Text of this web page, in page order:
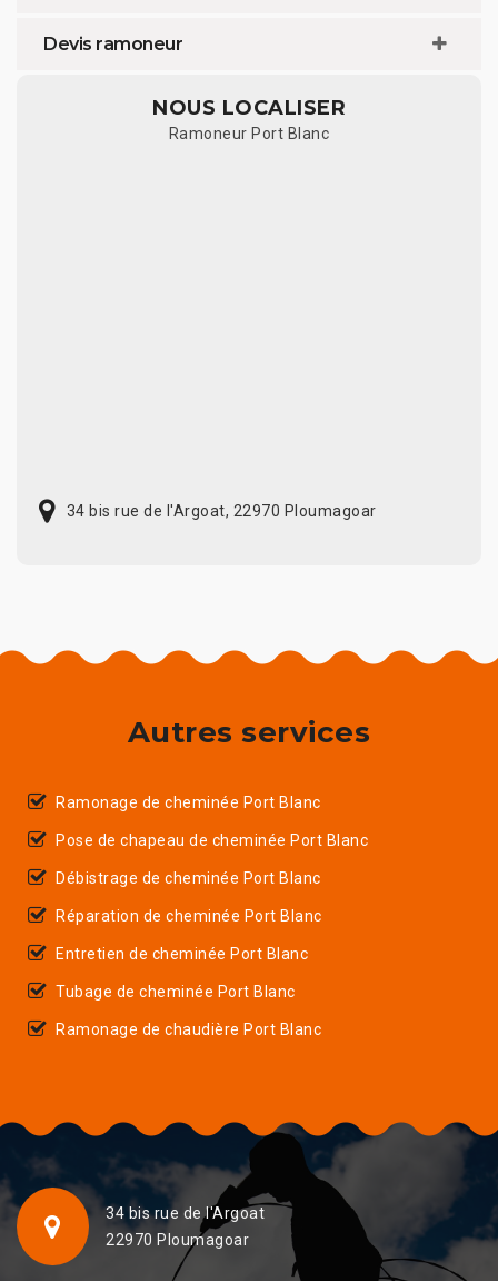
Devis ramoneur
NOUS LOCALISER
Ramoneur Port Blanc
34 bis rue de l'Argoat, 22970 Ploumagoar
Autres services
Ramonage de cheminée Port Blanc
Pose de chapeau de cheminée Port Blanc
Débistrage de cheminée Port Blanc
Réparation de cheminée Port Blanc
Entretien de cheminée Port Blanc
Tubage de cheminée Port Blanc
Ramonage de chaudière Port Blanc
34 bis rue de l'Argoat
22970 Ploumagoar